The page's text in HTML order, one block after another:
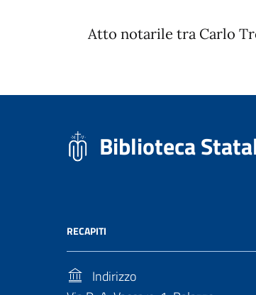
Atto notarile tra Carlo
Biblioteca
RECAPITI
Indirizzo